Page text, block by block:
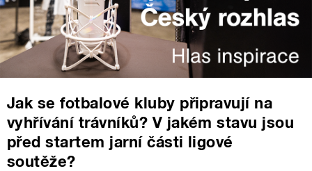
Jak se fotbalové kluby připravují na
vyhřívání trávníků? V jakém stavu jsou
před startem jarní části ligové
soutěže?